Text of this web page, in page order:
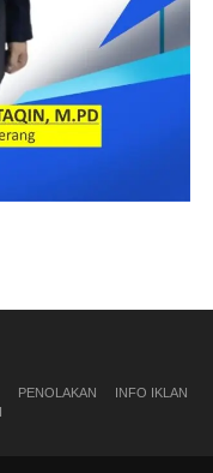
PENOLAKAN
INFO IKLAN